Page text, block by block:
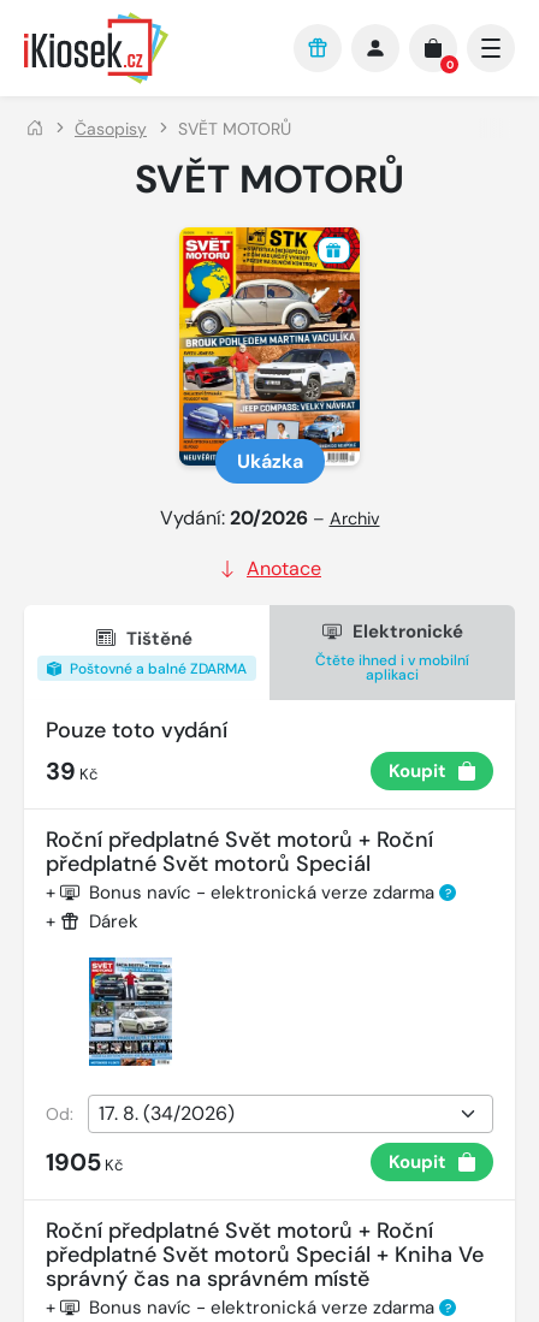
Přejít na hlavní obsah
0
Časopisy SVĚT MOTORŮ
SVĚT MOTORŮ
Ukázka
Vydání:20/2026 – Archiv
Anotace
Tištěné
Poštovné a balné ZDARMA
Elektronické
Čtěte ihned i v mobilní
aplikaci
Pouze toto vydání
39 Kč Koupit
Roční předplatné Svět motorů + Roční
předplatné Svět motorů Speciál
+ Bonus navíc - elektronická verze zdarma ?
+ Dárek
Od:
1905 Kč Koupit
Roční předplatné Svět motorů + Roční
předplatné Svět motorů Speciál + Kniha Ve
správný čas na správném místě
+ Bonus navíc - elektronická verze zdarma ?